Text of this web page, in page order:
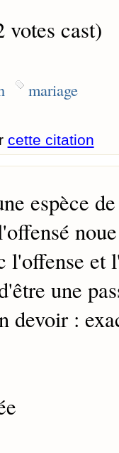
votes cast)
mariage
cette citation
espèce
l'offense et
une
devoir :